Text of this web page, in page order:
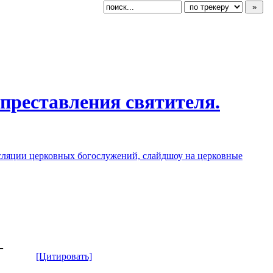
​ святителя.
церковных богослужений, слайдшоу на церковные
[Цитировать]